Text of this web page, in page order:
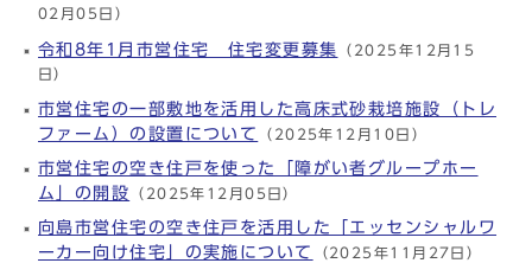
02月05日）
令和8年1月市営住宅 住宅変更募集
（2025年12月15
日）
市営住宅の一部敷地を活用した高床式砂栽培施設（トレ
ファーム）の設置について
（2025年12月10日）
市営住宅の空き住戸を使った「障がい者グループホー
ム」の開設
（2025年12月05日）
向島市営住宅の空き住戸を活用した「エッセンシャルワ
ーカー向け住宅」の実施について
（2025年11月27日）